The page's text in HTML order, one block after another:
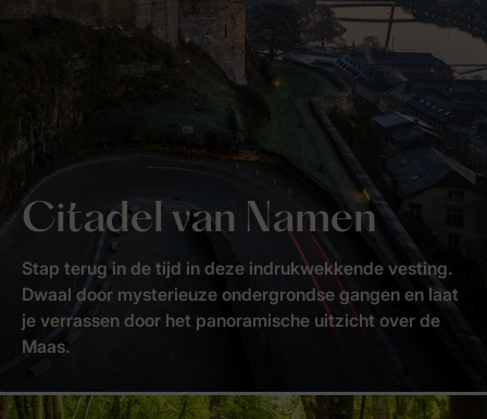
Citadel van Namen
Stap terug in de tijd in deze indrukwekkende vesting.
Dwaal door mysterieuze ondergrondse gangen en laat
je verrassen door het panoramische uitzicht over de
Maas.